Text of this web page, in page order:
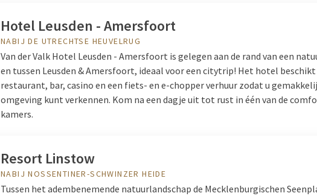
Hotel Leusden - Amersfoort
NABIJ DE UTRECHTSE HEUVELRUG
Van der Valk Hotel Leusden - Amersfoort is gelegen aan de rand van een
en tussen Leusden & Amersfoort, ideaal voor een citytrip! Het hotel beschikt
restaurant, bar, casino en een fiets- en e-chopper verhuur zodat u
omgeving kunt verkennen. Kom na een dagje uit tot rust in één van de
kamers.
Resort Linstow
NABIJ NOSSENTINER-SCHWINZER HEIDE
Tussen het adembenemende natuurlandschap de Mecklenburgischen